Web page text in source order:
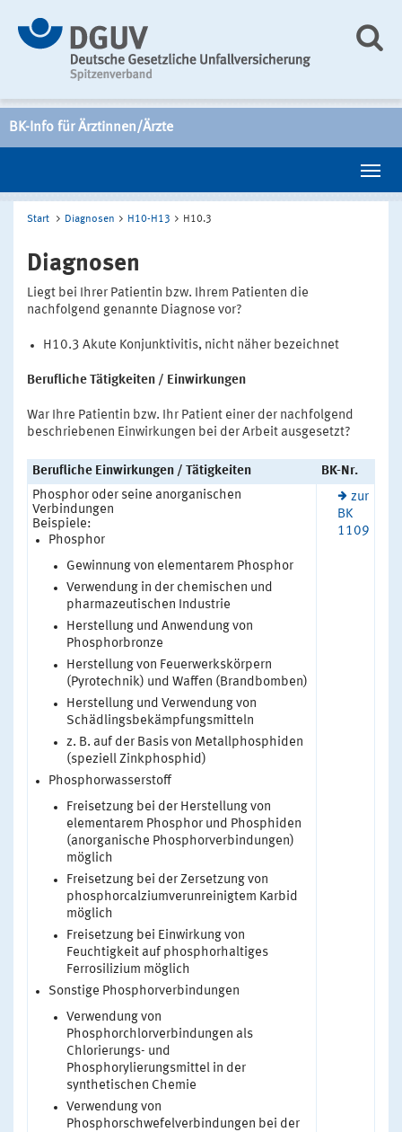
BK-Info für Ärztinnen/Ärzte
Start Diagnosen H10-H13 H10.3
Diagnosen
Liegt bei Ihrer Patientin bzw. Ihrem Patienten die
nachfolgend genannte Diagnose vor?
H10.3 Akute Konjunktivitis, nicht näher bezeichnet
Berufliche Tätigkeiten / Einwirkungen
War Ihre Patientin bzw. Ihr Patient einer der nachfolgend
beschriebenen Einwirkungen bei der Arbeit ausgesetzt?
Berufliche Einwirkungen / Tätigkeiten
BK-Nr.
Phosphor oder seine anorganischen
Verbindungen
Beispiele:
Phosphor
Gewinnung von elementarem Phosphor
Verwendung in der chemischen und
pharmazeutischen Industrie
Herstellung und Anwendung von
Phosphorbronze
Herstellung von Feuerwerkskörpern
(Pyrotechnik) und Waffen (Brandbomben)
Herstellung und Verwendung von
Schädlingsbekämpfungsmitteln
z. B. auf der Basis von Metallphosphiden
(speziell Zinkphosphid)
Phosphorwasserstoff
Freisetzung bei der Herstellung von
elementarem Phosphor und Phosphiden
(anorganische Phosphorverbindungen)
möglich
Freisetzung bei der Zersetzung von
phosphorcalziumverunreinigtem Karbid
möglich
Freisetzung bei Einwirkung von
Feuchtigkeit auf phosphorhaltiges
Ferrosilizium möglich
Sonstige Phosphorverbindungen
Verwendung von
Phosphorchlorverbindungen als
Chlorierungs- und
Phosphorylierungsmittel in der
synthetischen Chemie
Verwendung von
Phosphorschwefelverbindungen bei der
zur
BK
1109